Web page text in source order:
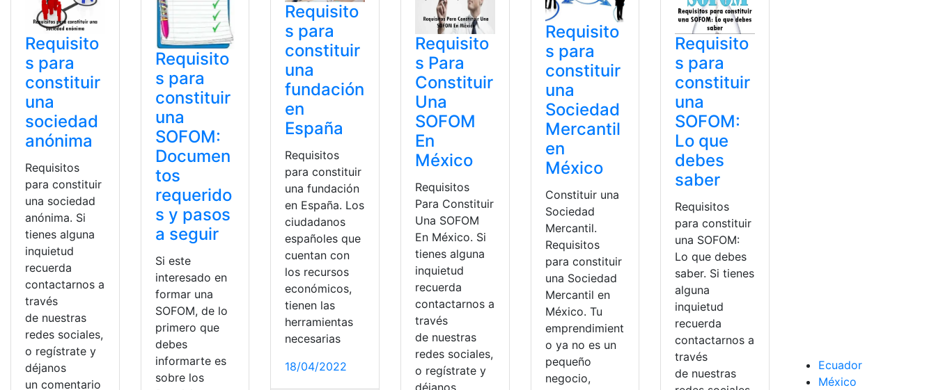
Requisito
s para
constituir
una
sociedad
anónima
Requisitos
para constituir
una sociedad
anónima. Si
tienes alguna
inquietud
recuerda
contactarnos a
través
de nuestras
redes sociales,
o regístrate y
déjanos
un comentario
Requisito
s para
constituir
una
SOFOM:
Documen
tos
requerido
s y pasos
a seguir
Si este
interesado en
formar una
SOFOM, de lo
primero que
debes
informarte es
sobre los
Requisito
s para
constituir
una
fundación
en
España
Requisitos
para constituir
una fundación
en España. Los
ciudadanos
españoles que
cuentan con
los recursos
económicos,
tienen las
herramientas
necesarias
18/04/2022
Requisito
s Para
Constituir
Una
SOFOM
En
México
Requisitos
Para Constituir
Una SOFOM
En México. Si
tienes alguna
inquietud
recuerda
contactarnos a
través
de nuestras
redes sociales,
o regístrate y
déjanos
Requisito
s para
constituir
una
Sociedad
Mercantil
en
México
Constituir una
Sociedad
Mercantil.
Requisitos
para constituir
una Sociedad
Mercantil en
México. Tu
emprendimient
o ya no es un
pequeño
negocio,
Requisito
s para
constituir
una
SOFOM:
Lo que
debes
saber
Requisitos
para constituir
una SOFOM:
Lo que debes
saber. Si tienes
alguna
inquietud
recuerda
contactarnos a
través
de nuestras
Ecuador
México